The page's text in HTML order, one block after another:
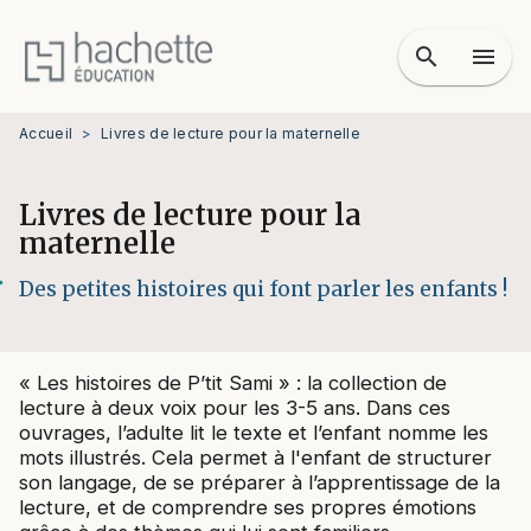
MENU RECHERCHE
PIED DE PAGE
search menu
Accueil > Livres de lecture pour la maternelle
Livres de lecture pour la
maternelle
Des petites histoires qui font parler les enfants !
« Les histoires de P’tit Sami » : la collection de
lecture à deux voix pour les 3-5 ans. Dans ces
ouvrages, l’adulte lit le texte et l’enfant nomme les
mots illustrés. Cela permet à l'enfant de structurer
son langage, de se préparer à l’apprentissage de la
lecture, et de comprendre ses propres émotions